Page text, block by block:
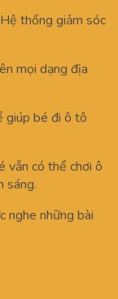
thống giảm sóc
mọi dạng địa
giúp bé đi ô tô
vẫn có thể chơi ô
sáng.
nghe những bài